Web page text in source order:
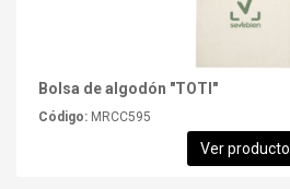
Bolsa de algodón "TOTI"
Código: MRCC595
Ver producto